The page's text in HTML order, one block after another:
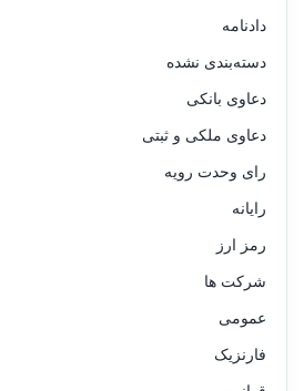
دادنامه
دسته‌بندی نشده
دعاوی بانکی
دعاوی ملکی و ثبتی
رای وحدت رویه
رایانه
رمز ارز
شرکت ها
عمومی
فارنزیک